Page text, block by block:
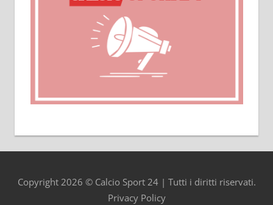
Copyright 2026 © Calcio Sport 24 | Tutti i diritti riservati.
Privacy Policy